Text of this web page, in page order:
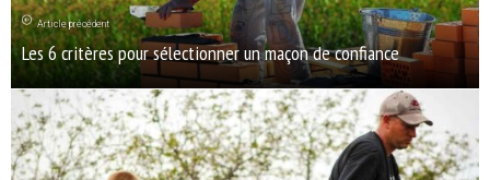
Article précédent
Les 6 critères pour sélectionner un maçon de confiance